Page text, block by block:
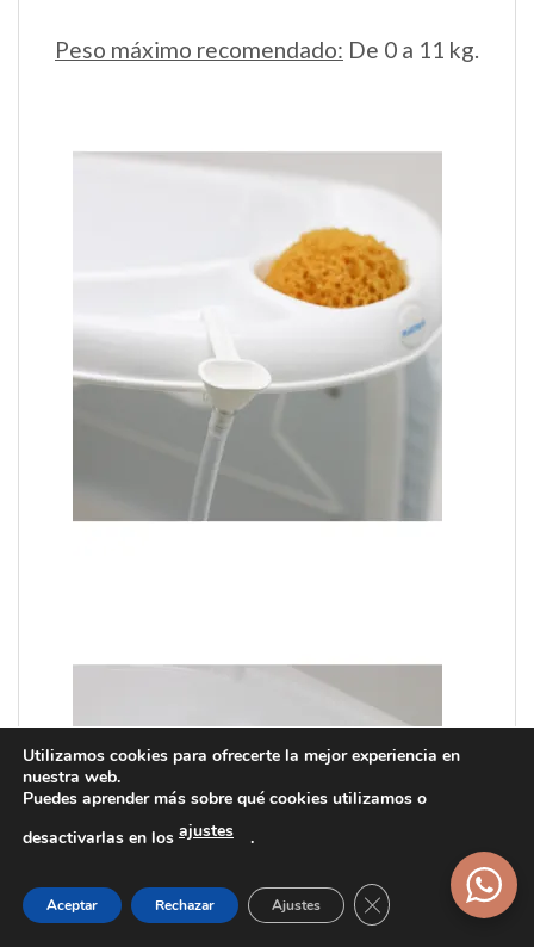
Peso máximo recomendado: De 0 a 11 kg.
Utilizamos cookies para ofrecerte la mejor experiencia en
nuestra web.
Puedes aprender más sobre qué cookies utilizamos o
desactivarlas en los ajustes .
Aceptar Rechazar Ajustes Cerrar el banner de